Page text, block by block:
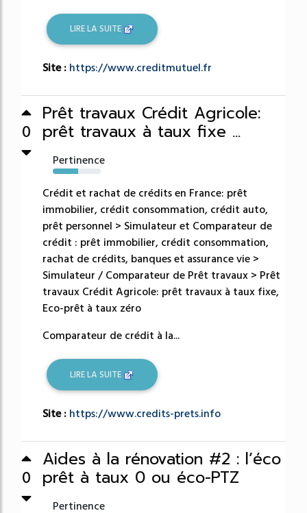
LIRE LA SUITE
Site : https://www.creditmutuel.fr
0
Prêt travaux Crédit Agricole:
prêt travaux à taux fixe ...
Pertinence
53%
Crédit et rachat de crédits en France: prêt
immobilier, crédit consommation, crédit auto,
prêt personnel > Simulateur et Comparateur de
crédit : prêt immobilier, crédit consommation,
rachat de crédits, banques et assurance vie >
Simulateur / Comparateur de Prêt travaux > Prêt
travaux Crédit Agricole: prêt travaux à taux fixe,
Eco-prêt à taux zéro
Comparateur de crédit à la...
LIRE LA SUITE
Site : https://www.credits-prets.info
0
Aides à la rénovation #2 : l’éco
prêt à taux 0 ou éco-PTZ
Pertinence